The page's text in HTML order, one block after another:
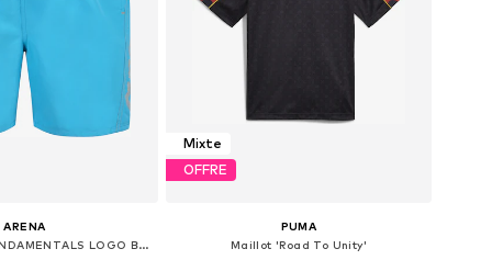
ARENA
Boardshorts 'FUNDAMENTALS LOGO BOXER'
Mixte
OFFRE
PUMA
Maillot 'Road To Unity'